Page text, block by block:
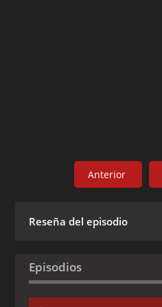
Anterior
Reseña del episodio
Episodios